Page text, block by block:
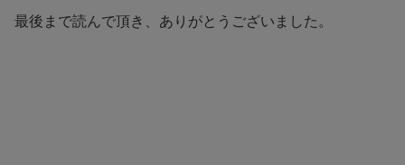
最後まで読んで頂き、ありがとうございました。